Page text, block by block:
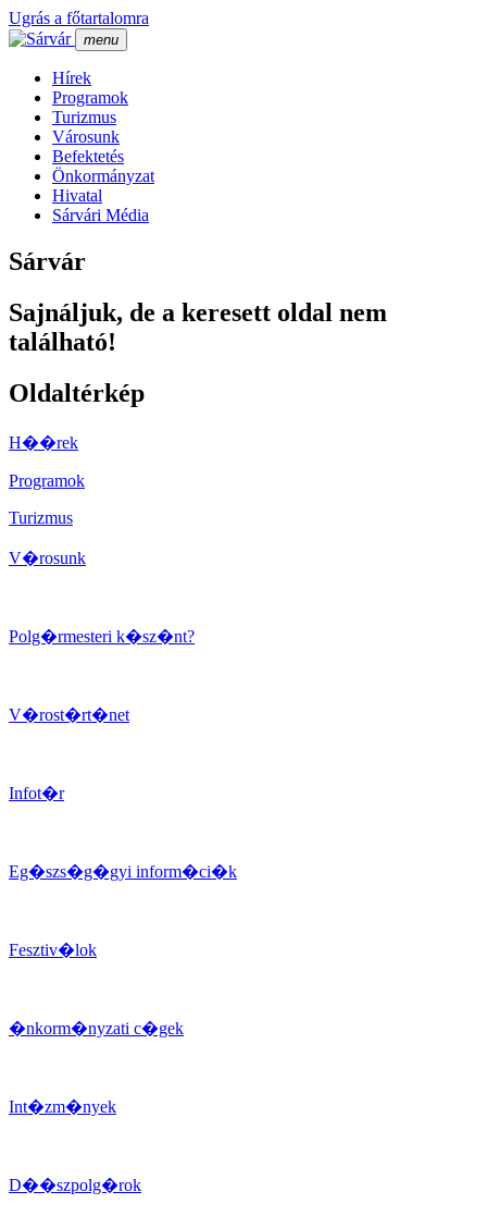
Ugrás a főtartalomra
menu
Hí­rek
Programok
Turizmus
Városunk
Befektetés
Önkormányzat
Hivatal
Sárvári Média
Sárvár
Sajnáljuk, de a keresett oldal nem
található!
Oldaltérkép
H��rek
Programok
Turizmus
V�rosunk
Polg�rmesteri k�sz�nt?
V�rost�rt�net
Infot�r
Eg�szs�g�gyi inform�ci�k
Fesztiv�lok
�nkorm�nyzati c�gek
Int�zm�nyek
D��szpolg�rok